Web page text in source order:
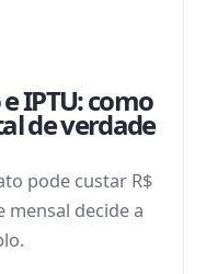
IPTU: como
de verdade
pode custar R$
mensal decide a